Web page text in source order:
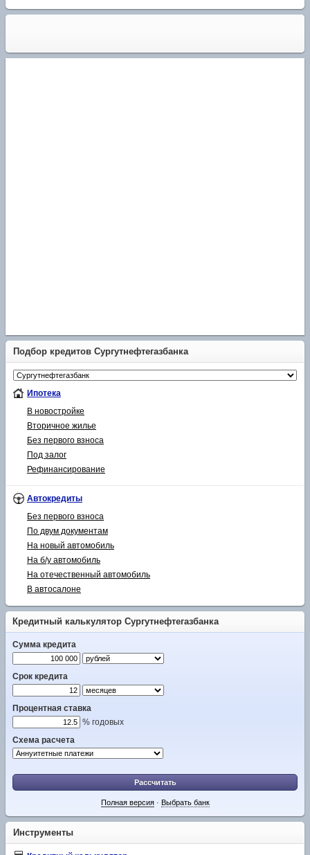
Подбор кредитов Сургутнефтегазбанка
Ипотека
В новостройке
Вторичное жилье
Без первого взноса
Под залог
Рефинансирование
Автокредиты
Без первого взноса
По двум документам
На новый автомобиль
На б/у автомобиль
На отечественный автомобиль
В автосалоне
Кредитный калькулятор Сургутнефтегазбанка
Сумма кредита
Срок кредита
Процентная ставка
% годовых
Схема расчета
Рассчитать
Полная версия· Выбрать банк
Инструменты